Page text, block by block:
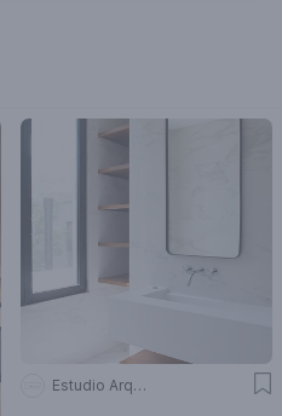
Estudio Arq. María Sioli